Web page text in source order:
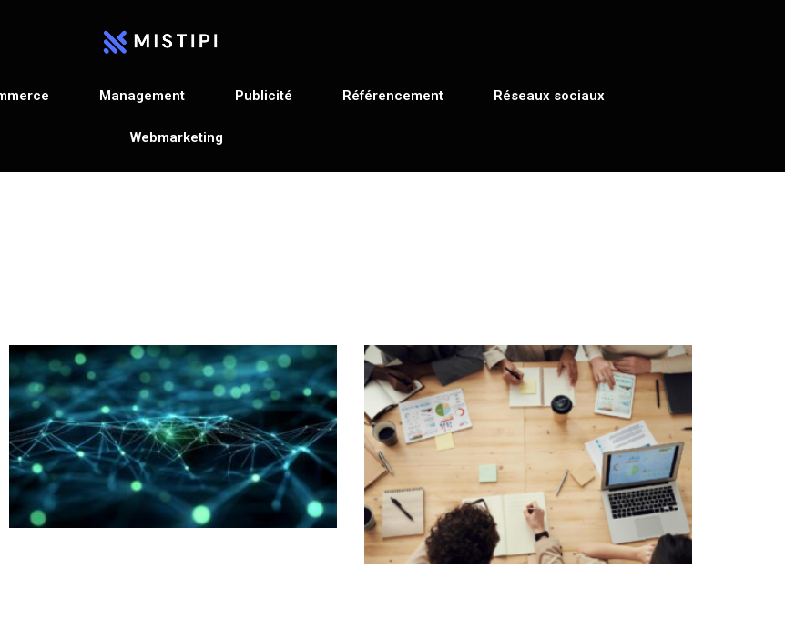
Management Publicité Référencement Réseaux sociaux
Webmarketing